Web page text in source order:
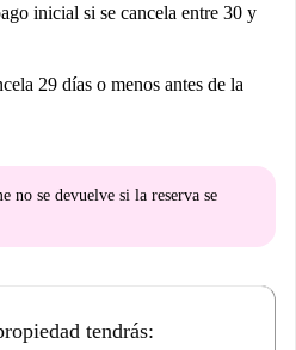
inicial si se cancela entre 30 y
29 días o menos antes de la
no se devuelve si la reserva se
tendrás: